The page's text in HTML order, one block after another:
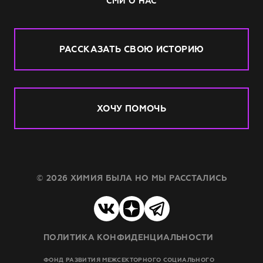
РАССКАЗАТЬ СВОЮ ИСТОРИЮ
ХОЧУ ПОМОЧЬ
© 2026 ХИМИЯ БЫЛА НО МЫ РАССТАЛИСЬ
ПОЛИТИКА КОНФИДЕНЦИАЛЬНОСТИ
ФОНД РАЗВИТИЯ МЕЖСЕКТОРНОГО СОЦИАЛЬНОГО